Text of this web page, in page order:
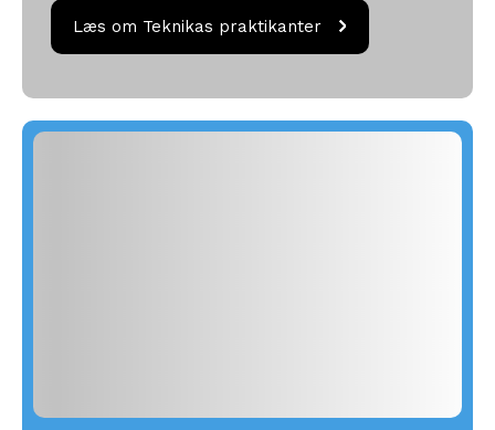
Læs om Teknikas praktikanter
Læs om Teknikas
praktikanter